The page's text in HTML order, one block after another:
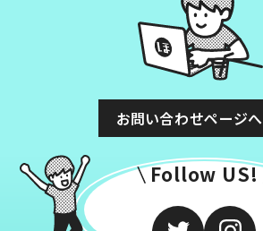
お問い合わせページへ
Follow US!